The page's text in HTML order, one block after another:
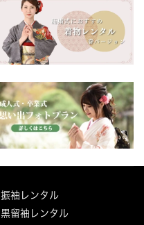
振袖レンタル
黒留袖レンタル